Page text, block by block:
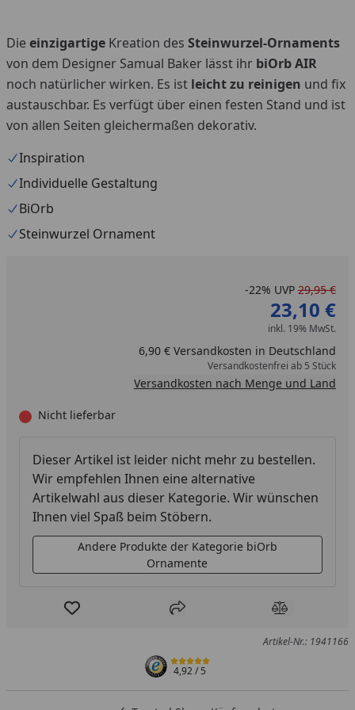
Die einzigartige Kreation des Steinwurzel-Ornaments
von dem Designer Samual Baker lässt ihr biOrb AIR
noch natürlicher wirken. Es ist leicht zu reinigen und fix
austauschbar. Es verfügt über einen festen Stand und ist
von allen Seiten gleichermaßen dekorativ.
Inspiration
Individuelle Gestaltung
BiOrb
Steinwurzel Ornament
-22% UVP 29,95 €
23,10 €
inkl. 19% MwSt.
6,90 € Versandkosten in Deutschland
Versandkostenfrei ab 5 Stück
Versandkosten nach Menge und Land
Nicht lieferbar
Dieser Artikel ist leider nicht mehr zu bestellen.
Wir empfehlen Ihnen eine alternative
Artikelwahl aus dieser Kategorie. Wir wünschen
Ihnen viel Spaß beim Stöbern.
Andere Produkte der Kategorie biOrb
Ornamente
Produkt zur Wunschliste hinzufügen
Teilen Produkt
Artikel-Nr.: 1941166
4,92/ 5